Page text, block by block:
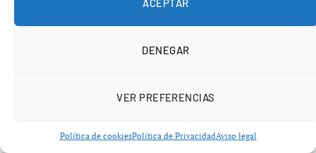
DENEGAR
VER PREFERENCIAS
Política de cookiesPolítica de PrivacidadAviso legal
El marketing digital ya no es un lujo: es
percibida como un gasto accesorio, reservado a grandes
ha quedado obsoleto. Cuatro de cada diez pequeños